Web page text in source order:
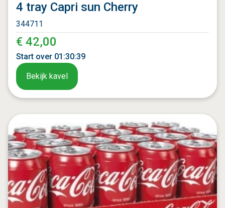
4 tray Capri sun Cherry
344711
€ 42,00
Start over 01 :30:37
Bekijk kavel